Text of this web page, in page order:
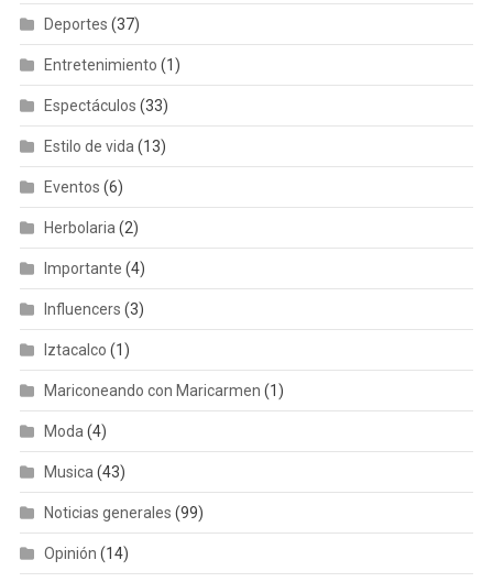
Deportes (37)
Entretenimiento (1)
Espectáculos (33)
Estilo de vida (13)
Eventos (6)
Herbolaria (2)
Importante (4)
Influencers (3)
Iztacalco (1)
Mariconeando con Maricarmen (1)
Moda (4)
Musica (43)
Noticias generales (99)
Opinión (14)